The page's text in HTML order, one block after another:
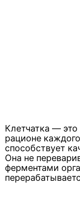
Клетчатка —
рационе
способствует
Она не
ферментами